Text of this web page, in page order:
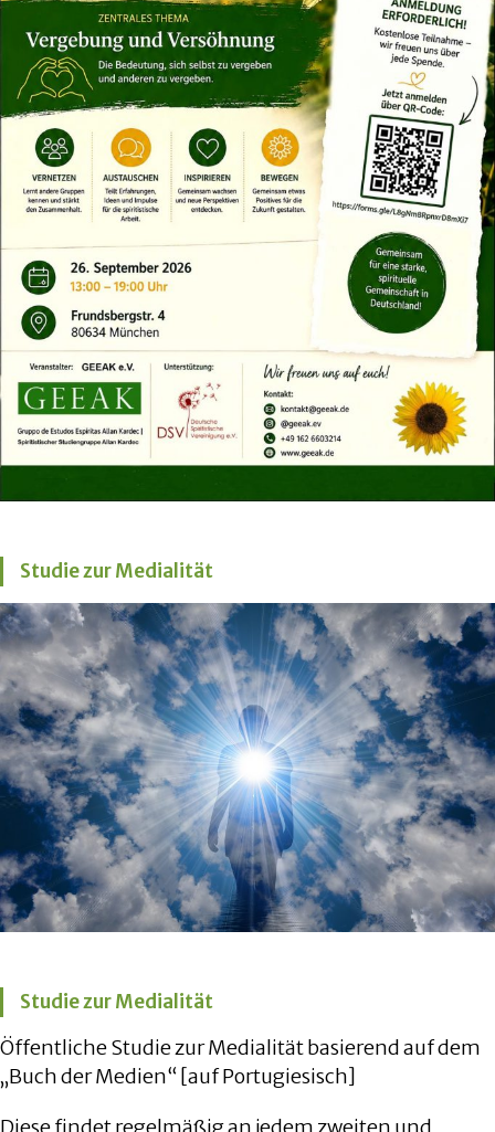
Studie zur Medialität
Studie zur Medialität
Öffentliche Studie zur Medialität basierend auf dem
„Buch der Medien“ [auf Portugiesisch]